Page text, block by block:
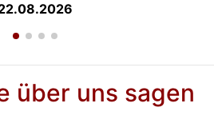
über uns sagen